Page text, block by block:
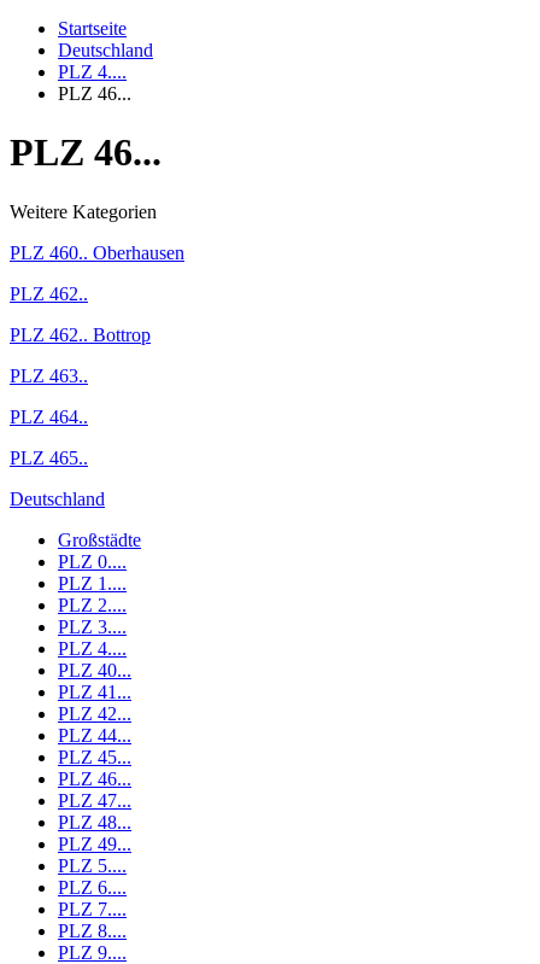
Startseite
Deutschland
PLZ 4....
PLZ 46...
PLZ 46...
Weitere Kategorien
PLZ 460.. Oberhausen
PLZ 462..
PLZ 462.. Bottrop
PLZ 463..
PLZ 464..
PLZ 465..
Deutschland
Großstädte
PLZ 0....
PLZ 1....
PLZ 2....
PLZ 3....
PLZ 4....
PLZ 40...
PLZ 41...
PLZ 42...
PLZ 44...
PLZ 45...
PLZ 46...
PLZ 47...
PLZ 48...
PLZ 49...
PLZ 5....
PLZ 6....
PLZ 7....
PLZ 8....
PLZ 9....